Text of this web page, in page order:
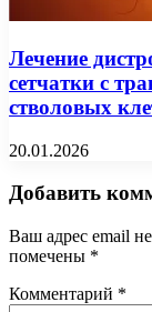
Лечение
сетчатки с
стволовых
20.01.2026
Добавить
Ваш адрес email
помечены *
Комментарий *